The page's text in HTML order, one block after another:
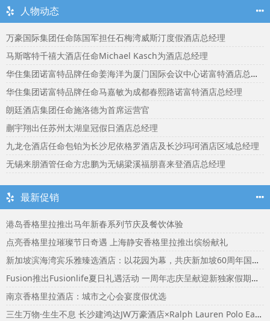
人物动态
万豪国际集团任命陈国军担任石梅湾威斯汀度假酒店总经理
马斯喀特千禧大酒店任命Michael Kasch为酒店总经理
华住集团诺富特品牌任命姜海洋为厦门国际会议中心诺富特酒店总经理
华住集团诺富特品牌任命马嘉敏为成都春熙路诺富特酒店总经理
朗廷酒店集团任命施洛德为首席运营官
蒯宇翔出任苏州太湖皇冠假日酒店总经理
九龙仓酒店任命包铂为长沙尼依格罗酒店及长沙玛珂酒店区域总经理
无锡来朋酒管任命方忠鹏为无锡梁溪福朋喜来登酒店总经理
最新促销
港岛香格里拉推出马年新春系列节庆及餐饮体验
点亮香格里拉璀璨节日奇遇 上海静安香格里拉推出缤纷献礼
新加坡滨海湾宾乐雅臻选酒店：以花园为幕，共庆新加坡60周年国庆盛宴
Fusion推出Fusionlife夏日礼遇活动 一周年志庆呈献迎新独家假期奖赏
南京香格里拉酒店：城市之心会宴度假优选
三生万物·生生不息 长沙建鸿达JW万豪酒店×Ralph Lauren Polo Earth开启可持续生活旅行美学